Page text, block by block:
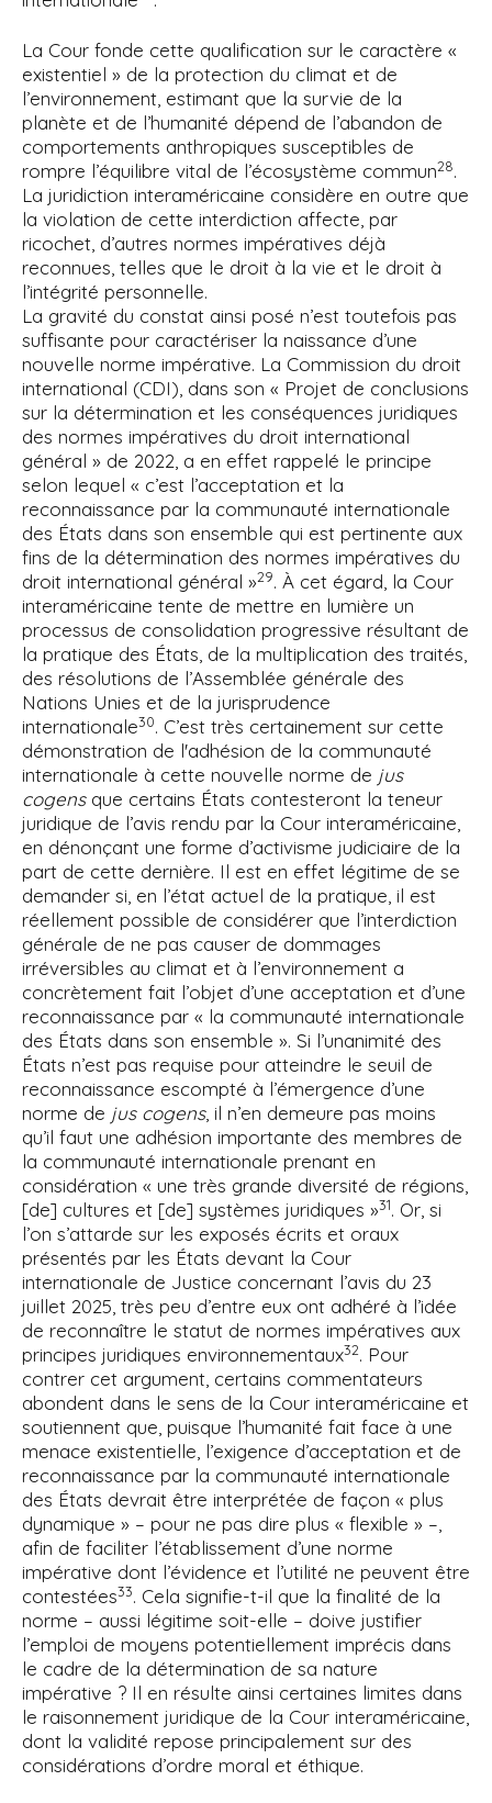
La Cour fonde cette qualification sur le caractère «
existentiel » de la protection du climat et de
l’environnement, estimant que la survie de la
planète et de l’humanité dépend de l’abandon de
comportements anthropiques susceptibles de
rompre l’équilibre vital de l’écosystème commun28.
La juridiction interaméricaine considère en outre que
la violation de cette interdiction affecte, par
ricochet, d’autres normes impératives déjà
reconnues, telles que le droit à la vie et le droit à
l’intégrité personnelle.
La gravité du constat ainsi posé n’est toutefois pas
suffisante pour caractériser la naissance d’une
nouvelle norme impérative. La Commission du droit
international (CDI), dans son « Projet de conclusions
sur la détermination et les conséquences juridiques
des normes impératives du droit international
général » de 2022, a en effet rappelé le principe
selon lequel « c’est l’acceptation et la
reconnaissance par la communauté internationale
des États dans son ensemble qui est pertinente aux
fins de la détermination des normes impératives du
droit international général »29. À cet égard, la Cour
interaméricaine tente de mettre en lumière un
processus de consolidation progressive résultant de
la pratique des États, de la multiplication des traités,
des résolutions de l’Assemblée générale des
Nations Unies et de la jurisprudence
internationale30. C’est très certainement sur cette
démonstration de l'adhésion de la communauté
internationale à cette nouvelle norme de jus
cogensque certains États contesteront la teneur
juridique de l’avis rendu par la Cour interaméricaine,
en dénonçant une forme d’activisme judiciaire de la
part de cette dernière. Il est en effet légitime de se
demander si, en l’état actuel de la pratique, il est
réellement possible de considérer que l’interdiction
générale de ne pas causer de dommages
irréversibles au climat et à l’environnement a
concrètement fait l’objet d’une acceptation et d’une
reconnaissance par « la communauté internationale
des États dans son ensemble ». Si l’unanimité des
États n’est pas requise pour atteindre le seuil de
reconnaissance escompté à l’émergence d’une
norme de jus cogens, il n’en demeure pas moins
qu’il faut une adhésion importante des membres de
la communauté internationale prenant en
considération « une très grande diversité de régions,
[de] cultures et [de] systèmes juridiques »31. Or, si
l’on s’attarde sur les exposés écrits et oraux
présentés par les États devant la Cour
internationale de Justice concernant l’avis du 23
juillet 2025, très peu d’entre eux ont adhéré à l’idée
de reconnaître le statut de normes impératives aux
principes juridiques environnementaux32. Pour
contrer cet argument, certains commentateurs
abondent dans le sens de la Cour interaméricaine et
soutiennent que, puisque l’humanité fait face à une
menace existentielle, l’exigence d’acceptation et de
reconnaissance par la communauté internationale
des États devrait être interprétée de façon « plus
dynamique » – pour ne pas dire plus « flexible » –,
afin de faciliter l’établissement d’une norme
impérative dont l’évidence et l’utilité ne peuvent être
contestées33. Cela signifie-t-il que la finalité de la
norme – aussi légitime soit-elle – doive justifier
l’emploi de moyens potentiellement imprécis dans
le cadre de la détermination de sa nature
impérative ? Il en résulte ainsi certaines limites dans
le raisonnement juridique de la Cour interaméricaine,
dont la validité repose principalement sur des
considérations d’ordre moral et éthique.